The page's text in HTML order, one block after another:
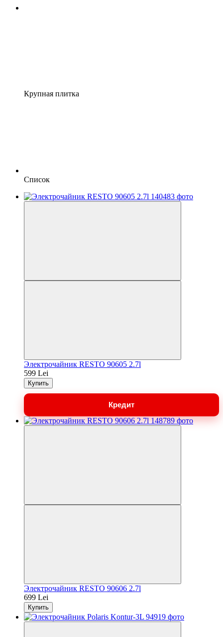
Крупная плитка
Список
Электрочайник RESTO 90605 2.7l
599 Lei
Купить
Кредит
Электрочайник RESTO 90606 2.7l
699 Lei
Купить